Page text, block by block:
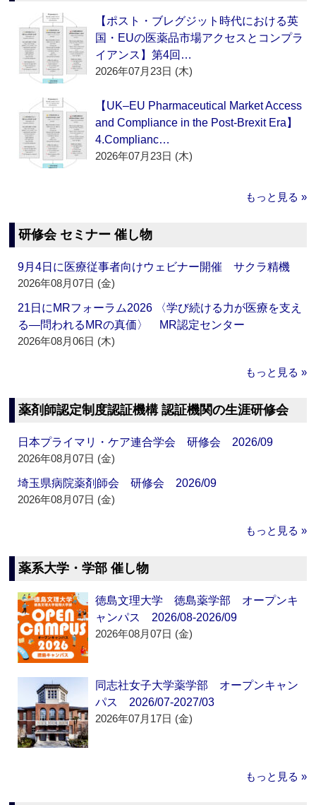
【ポスト・ブレグジット時代における英
国・EUの医薬品市場アクセスとコンプラ
イアンス】第4回…
2026年07月23日 (木)
【UK–EU Pharmaceutical Market Access
and Compliance in the Post-Brexit Era】
4.Complianc…
2026年07月23日 (木)
もっと見る »
研修会 セミナー 催し物
9月4日に医療従事者向けウェビナー開催 サクラ精機
2026年08月07日 (金)
21日にMRフォーラム2026 〈学び続ける力が医療を支え
る―問われるMRの真価〉 MR認定センター
2026年08月06日 (木)
もっと見る »
薬剤師認定制度認証機構 認証機関の生涯研修会
日本プライマリ・ケア連合学会 研修会 2026/09
2026年08月07日 (金)
埼玉県病院薬剤師会 研修会 2026/09
2026年08月07日 (金)
もっと見る »
薬系大学・学部 催し物
徳島文理大学 徳島薬学部 オープンキ
ャンパス 2026/08-2026/09
2026年08月07日 (金)
同志社女子大学薬学部 オープンキャン
パス 2026/07-2027/03
2026年07月17日 (金)
もっと見る »